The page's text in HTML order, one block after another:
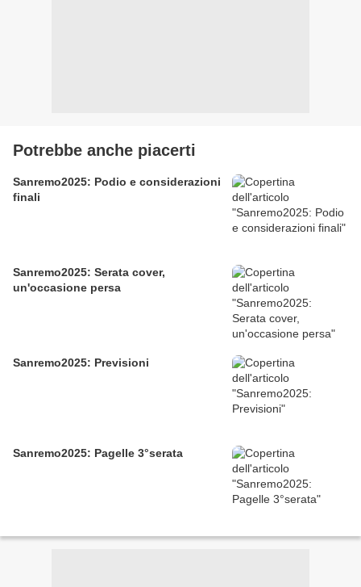
Potrebbe anche piacerti
Sanremo2025: Podio e considerazioni
finali
Sanremo2025: Serata cover,
un'occasione persa
Sanremo2025: Previsioni
Sanremo2025: Pagelle 3°serata